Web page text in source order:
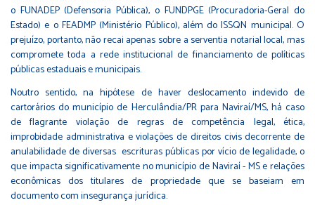
o FUNADEP (Defensoria Pública), o FUNDPGE (Procuradoria-Geral do
Estado) e o FEADMP (Ministério Público), além do ISSQN municipal. O
prejuízo, portanto, não recai apenas sobre a serventia notarial local, mas
compromete toda a rede institucional de financiamento de políticas
públicas estaduais e municipais.
Noutro sentido, na hipótese de haver deslocamento indevido de
cartorários do município de Herculândia/PR para Naviraí/MS, há caso
de flagrante violação de regras de competência legal, ética,
improbidade administrativa e violações de direitos civis decorrente de
anulabilidade de diversas escrituras públicas por vício de legalidade, o
que impacta significativamente no município de Naviraí - MS e relações
econômicas dos titulares de propriedade que se baseiam em
documento com insegurança jurídica.